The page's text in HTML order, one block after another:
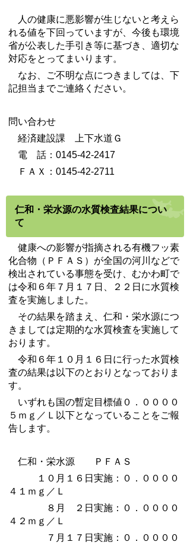
人の健康に悪影響が生じないと考えら
れる値を下回っていますが、今後も環境
省が公表した手引き等に基づき、適切な
対応をとってまいります。
なお、ご不明な点につきましては、下
記担当までご連絡ください。
問い合わせ
経済建設課 上下水道Ｇ
電 話：0145-42-2417
ＦＡＸ：0145-42-2711
仁和・栄水源の水質検査結果につい
て
健康への影響が指摘される有機フッ素
化合物（ＰＦＡＳ）が全国の河川などで
検出されている事態を受け、むかわ町で
は令和６年７月１７日、２２日に水質検
査を実施しました。
その結果を踏まえ、仁和・栄水源につ
きましては定期的な水質検査を実施して
おります。
令和６年１０月１６日に行った水質検
査の結果は以下のとおりとなっておりま
す。
いずれも国の暫定目標値０．００００
５ｍｇ／Ｌ以下となっていることをご報
告します。
仁和・栄水源 ＰＦＡＳ
１０月１６日実施：０．００００
４１ｍｇ／Ｌ
８月 ２日実施：０．００００
４２ｍｇ／Ｌ
７月１７日実施：０．００００